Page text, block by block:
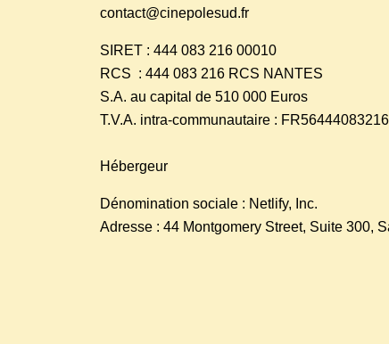
contact@cinepolesud.fr
SIRET : 444 083 216 00010
RCS : 444 083 216 RCS NANTES
S.A. au capital de 510 000 Euros
T.V.A. intra-communautaire : FR56444083216
Hébergeur
Dénomination sociale : Netlify, Inc.
Adresse : 44 Montgomery Street, Suite 300,